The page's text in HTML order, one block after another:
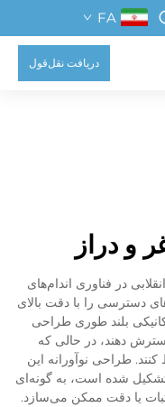
FA
دریافت نقل‌قول
و دراز
در فناوری اندام‌های
دسترسی را با دقت بالای
بلند طوری طراحی
دهند، در حالی که
طراحی نوآورانه این
شده است، به گونه‌ای
یا دقت ممکن می‌سازد.